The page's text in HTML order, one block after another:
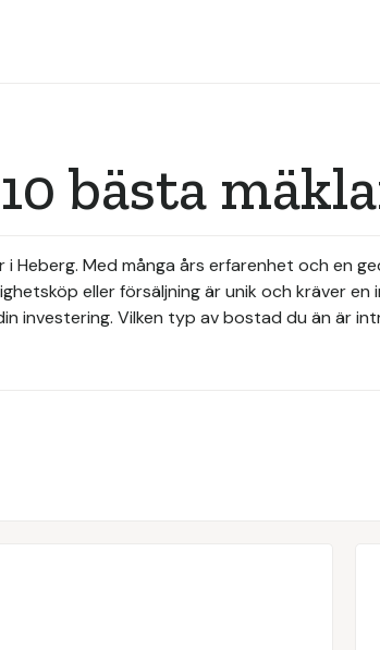
bästa
Med många års erfarenhet och en
eller försäljning är unik och kräver en
investering. Vilken typ av bostad du än är